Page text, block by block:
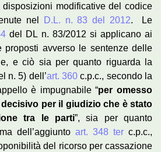
modificative del codice
nel
D.L. n. 83 del 2012. Le
del DL n. 83/2012 si applicano ai
proposti avverso le sentenze delle
e ciò sia per quanto riguarda la
n. 5) dell’art. 360 c.p.c., secondo la
è impugnabile “per omesso
per il giudizio che è stato
tra le parti”, sia per quanto
dell’aggiunto art. 348 ter c.p.c.,
del ricorso per cassazione